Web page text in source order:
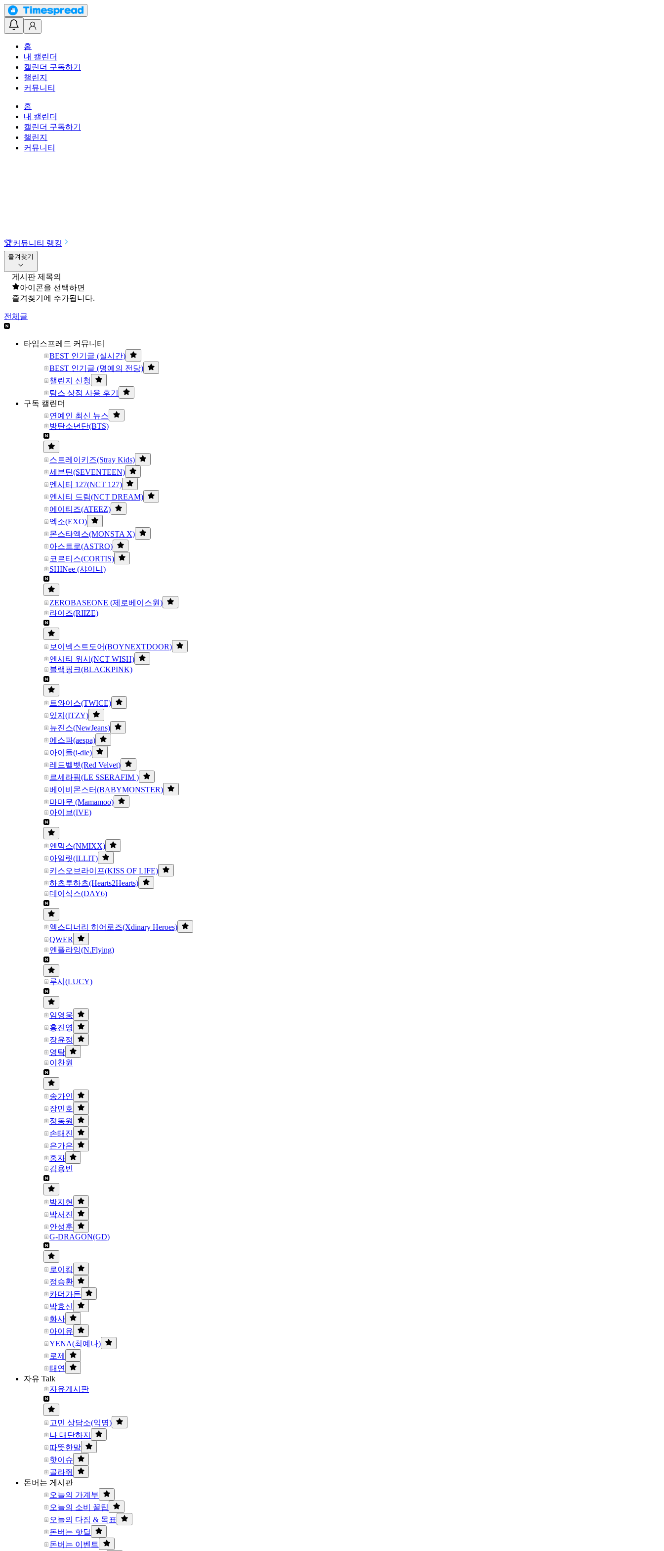
홈
내 캘린더
캘린더 구독하기
챌린지
커뮤니티
홈
내 캘린더
캘린더 구독하기
챌린지
커뮤니티
🏆커뮤니티 랭킹
즐겨찾기
게시판 제목의
아이콘을 선택하면
즐겨찾기에 추가됩니다.
전체글
타임스프레드 커뮤니티
BEST 인기글 (실시간)
BEST 인기글 (명예의 전당)
챌린지 신청
탐스 상점 사용 후기
구독 캘린더
연예인 최신 뉴스
방탄소년단(BTS)
스트레이키즈(Stray Kids)
세븐틴(SEVENTEEN)
엔시티 127(NCT 127)
엔시티 드림(NCT DREAM)
에이티즈(ATEEZ)
엑소(EXO)
몬스타엑스(MONSTA X)
아스트로(ASTRO)
코르티스(CORTIS)
SHINee (샤이니)
ZEROBASEONE (제로베이스원)
라이즈(RIIZE)
보이넥스트도어(BOYNEXTDOOR)
엔시티 위시(NCT WISH)
블랙핑크(BLACKPINK)
트와이스(TWICE)
있지(ITZY)
뉴진스(NewJeans)
에스파(aespa)
아이들(i-dle)
레드벨벳(Red Velvet)
르세라핌(LE SSERAFIM )
베이비몬스터(BABYMONSTER)
마마무 (Mamamoo)
아이브(IVE)
엔믹스(NMIXX)
아일릿(ILLIT)
키스오브라이프(KISS OF LIFE)
하츠투하츠(Hearts2Hearts)
데이식스(DAY6)
엑스디너리 히어로즈(Xdinary Heroes)
QWER
엔플라잉(N.Flying)
루시(LUCY)
임영웅
홍진영
장윤정
영탁
이찬원
송가인
장민호
정동원
손태진
은가은
홍자
김용빈
박지현
박서진
안성훈
G-DRAGON(GD)
로이킴
정승환
카더가든
박효신
화사
아이유
YENA(최예나)
로제
태연
자유 Talk
자유게시판
고민 상담소(익명)
나 대단하지
따뜻한말
핫이슈
골라줘
돈버는 게시판
오늘의 가계부
오늘의 소비 꿀팁
오늘의 다짐 & 목표
돈버는 핫딜
돈버는 이벤트